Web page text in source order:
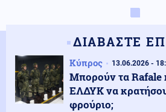
ΔΙΑΒΑΣΤΕ
Κύπρος 13.06.2026 -
Μπορούν τα Rafale
ΕΛΔΥΚ να
φρούριο;